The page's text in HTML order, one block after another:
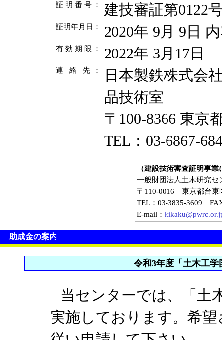
証 明 番 号 ： 建技審証第0122
証明年月日 ： 2020年 9月 9日
有 効 期 限 ： 2022年 3月17日
連 絡 先 ：
日本製鉄株式会
品技術室
〒100-8366 東京
TEL：03-6867-
（建設技術審査証明事
一般財団法人土木研究
〒110-0016 東京都台東
TEL：03-3835-3609
E-mail：
助成金の案内
令和3年度「土木工
当センターでは、「土
実施しております。希